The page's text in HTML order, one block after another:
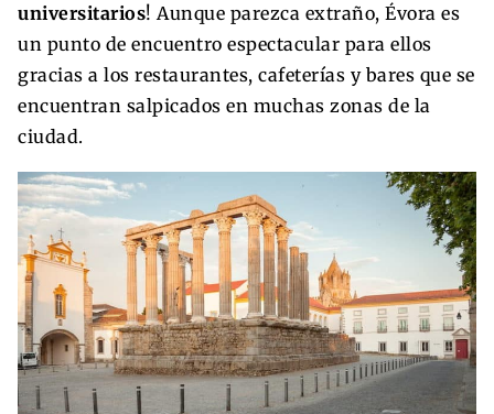
universitarios! Aunque parezca extraño, Évora es
un punto de encuentro espectacular para ellos
gracias a los restaurantes, cafeterías y bares que se
encuentran salpicados en muchas zonas de la
ciudad.